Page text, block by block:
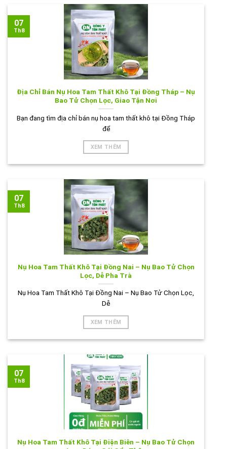
Địa Chỉ Bán Nụ Hoa Tam Thất Khô Tại Đồng Tháp – Nụ
Bao Tử Chọn Lọc, Giao Tận Nơi
Bạn đang tìm địa chỉ bán nụ hoa tam thất khô tại Đồng Tháp
để
XEM THÊM
07
Th8
Nụ Hoa Tam Thất Khô Tại Đồng Nai – Nụ Bao Tử Chọn
Lọc, Dễ Pha Trà
Nụ Hoa Tam Thất Khô Tại Đồng Nai – Nụ Bao Tử Chọn Lọc,
Dễ
XEM THÊM
07
Th8
Nụ Hoa Tam Thất Khô Tại Điện Biên – Nụ Bao Tử Chọn
07
Th8